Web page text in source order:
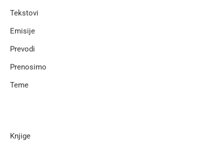
Tekstovi
Emisije
Prevodi
Prenosimo
Teme
Knjige